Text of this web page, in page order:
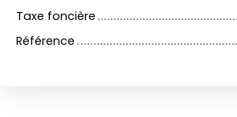
Taxe foncière
Référence